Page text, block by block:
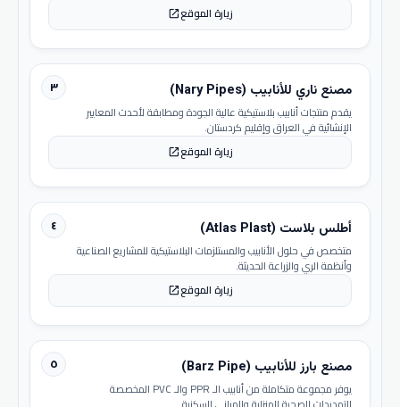
زيارة الموقعopen_in_new
٣ مصنع ناري للأنابيب (Nary Pipes)
يقدم منتجات أنابيب بلاستيكية عالية الجودة ومطابقة لأحدث المعايير
الإنشائية في العراق وإقليم كردستان.
زيارة الموقعopen_in_new
٤ أطلس بلاست (Atlas Plast)
متخصص في حلول الأنابيب والمستلزمات البلاستيكية للمشاريع الصناعية
وأنظمة الري والزراعة الحديثة.
زيارة الموقعopen_in_new
٥ مصنع بارز للأنابيب (Barz Pipe)
يوفر مجموعة متكاملة من أنابيب الـ PPR والـ PVC المخصصة